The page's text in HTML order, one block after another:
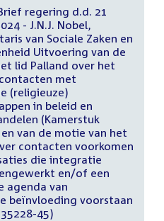
regering d.d. 21
- J.N.J. Nobel,
van Sociale Zaken en
Uitvoering van de
lid Palland over het
met
(religieuze)
in beleid en
(Kamerstuk
van de motie van het
contacten voorkomen
die integratie
en/of een
agenda van
beïnvloeding voorstaan
45)